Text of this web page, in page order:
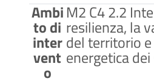
Ambi
to di
inter
vent
o
M2 C4 2.2
resilienza, la
del territorio
energetica